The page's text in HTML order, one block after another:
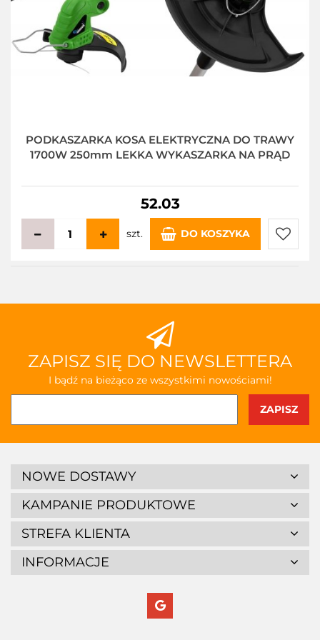
PODKASZARKA KOSA ELEKTRYCZNA DO TRAWY
1700W 250mm LEKKA WYKASZARKA NA PRĄD
52.03
szt. DO KOSZYKA
Do
ZAPISZ SIĘ DO NEWSLETTERA
I bądź na bieżąco ze wszystkimi nowościami!
NOWE DOSTAWY
KAMPANIE PRODUKTOWE
STREFA KLIENTA
INFORMACJE